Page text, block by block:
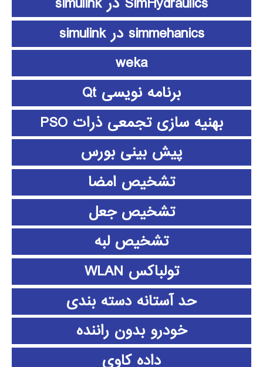
simmehanics در simulink
weka
برنامه نویسی Qt
بهنیه سازی تجمعی ذرات PSO
پیش بینی بورس
تشخیص امضا
تشخیص جعل
تشخیص لبه
تولباکس WLAN
حد آستانه دسته بندی
خودرو بدون راننده
داده كاوي